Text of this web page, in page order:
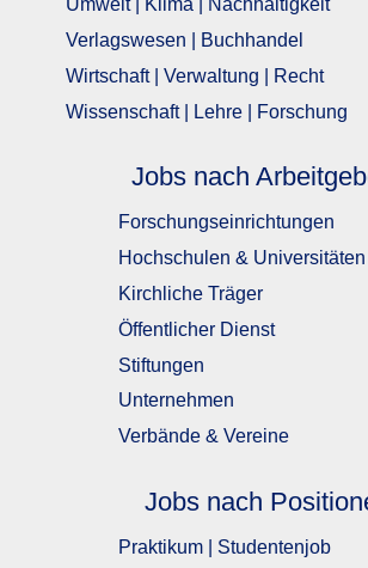
Umwelt | Klima | Nachhaltigkeit
Verlagswesen | Buchhandel
Wirtschaft | Verwaltung | Recht
Wissenschaft | Lehre | Forschung
Jobs nach
Forschungseinrichtungen
Hochschulen & Universitäten
Kirchliche Träger
Öffentlicher Dienst
Stiftungen
Unternehmen
Verbände & Vereine
Jobs nach
Praktikum | Studentenjob